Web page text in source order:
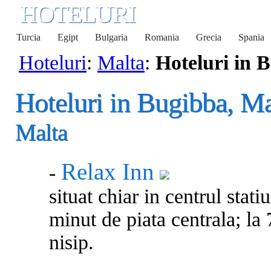
HOTELURI
Turcia Egipt Bulgaria Romania Grecia Spania
Hoteluri: Malta: Hoteluri in
Hoteluri in Bugibba,
Malta
- Relax Inn
situat chiar in centrul
minut de piata centrala;
nisip.